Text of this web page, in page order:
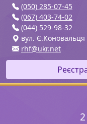
(050) 285-07-45
(067) 403-74-02
(044) 529-98-32
вул.
rhf@ukr.net